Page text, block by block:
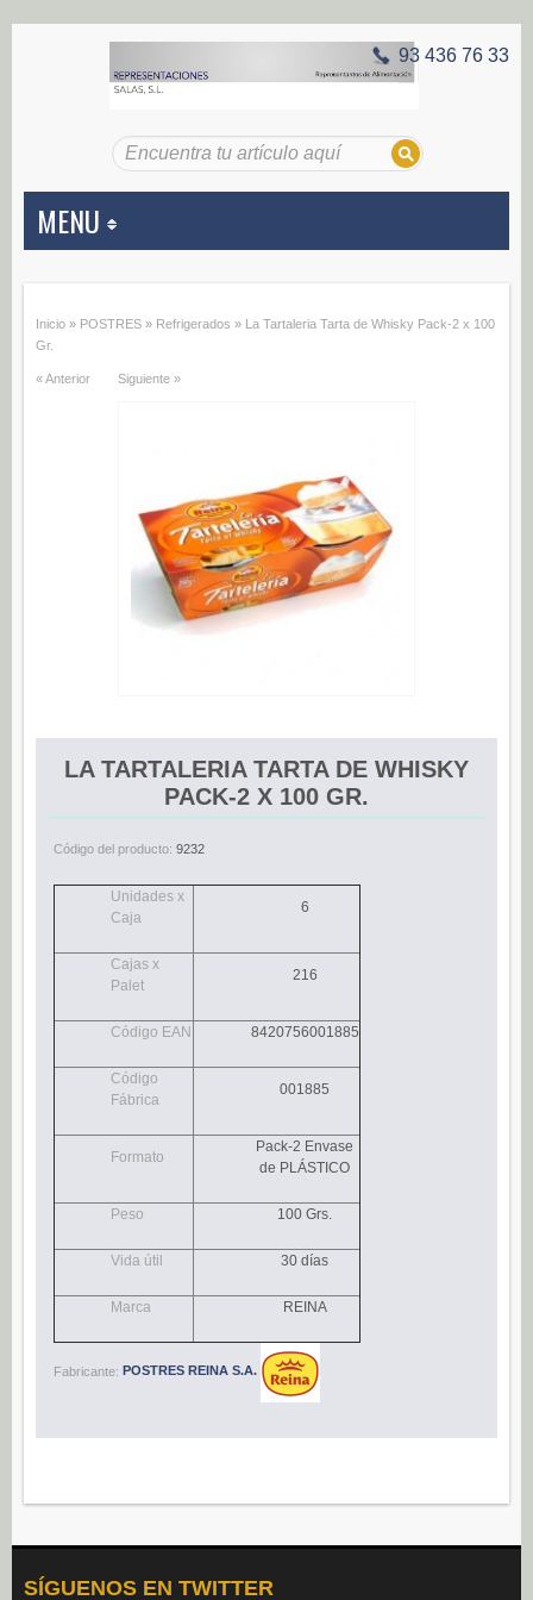
93 436 76 33
MENU
Encurtidos (29)
Ecológico (0)
Espárragos (0)
Boquerones (3)
Sardinillas (15)
CONSERVAS DULCES
Ecológico (0)
Navidad (0)
Congelados (27)
Agua (22)
Isotónicos (6)
Refrescos (11)
Té (6)
Inicio » POSTRES » Refrigerados » La Tartaleria Tarta de Whisky Pack-2 x 100
Gr.
« Anterior Siguiente »
LA TARTALERIA TARTA DE WHISKY
PACK-2 X 100 GR.
Código del producto: 9232
Unidades x
Caja
6
Cajas x
Palet
216
Código EAN 8420756001885
Código
Fábrica
001885
Formato
Pack-2 Envase
de PLÁSTICO
Peso 100 Grs.
Vida útil 30 días
Marca REINA
Fabricante: POSTRES REINA S.A.
SÍGUENOS EN TWITTER